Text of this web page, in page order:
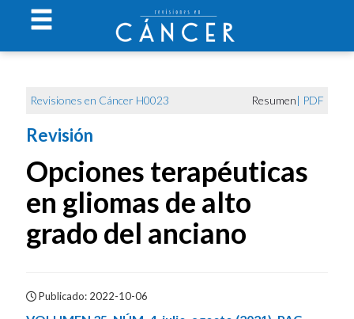
Revisiones en Cáncer H0023 Resumen| PDF
Revisión
Opciones terapéuticas
en gliomas de alto
grado del anciano
Publicado: 2022-10-06